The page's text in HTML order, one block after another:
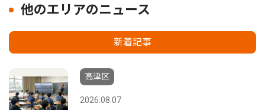
他のエリアのニュース
新着記事
高津区
2026.08.07